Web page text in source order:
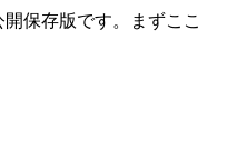
保存版です。まずここ